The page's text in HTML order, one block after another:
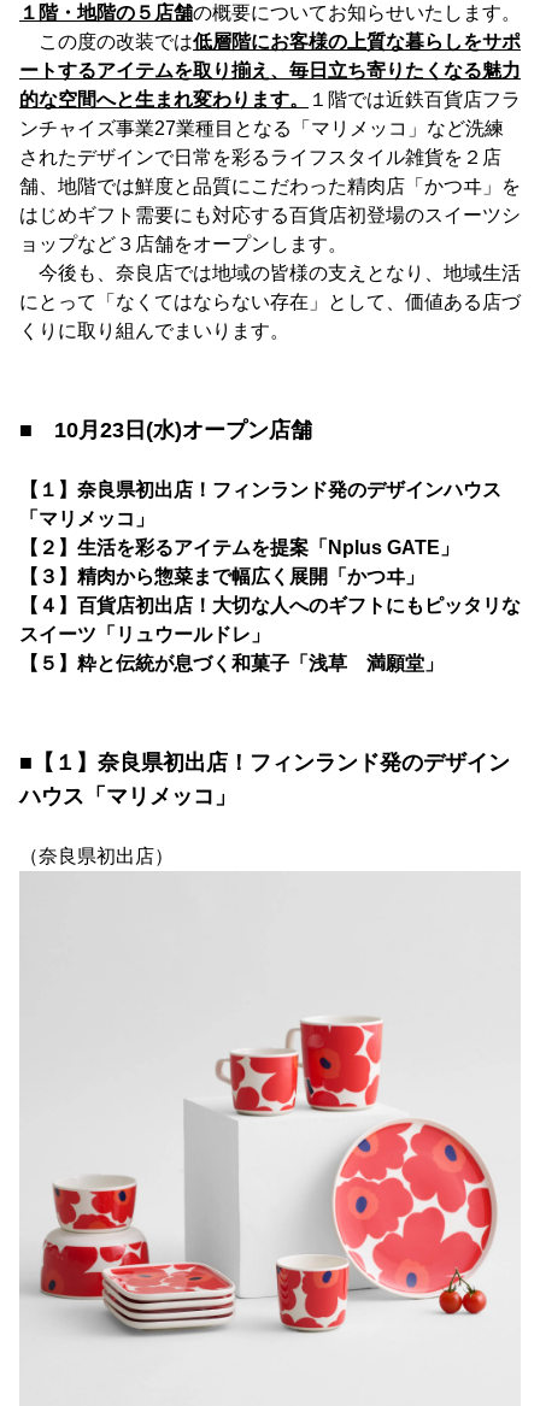
１階・地階の５店舗の概要についてお知らせいたします。
この度の改装では低層階にお客様の上質な暮らしをサポ
ートするアイテムを取り揃え、毎日立ち寄りたくなる魅力
的な空間へと生まれ変わります。
１階では近鉄百貨店フラ
ンチャイズ事業27業種目となる「マリメッコ」など洗練
されたデザインで日常を彩るライフスタイル雑貨を２店
舗、地階では鮮度と品質にこだわった精肉店「かつヰ」を
はじめギフト需要にも対応する百貨店初登場のスイーツシ
ョップなど３店舗をオープンします。
今後も、奈良店では地域の皆様の支えとなり、地域生活
にとって「なくてはならない存在」として、価値ある店づ
くりに取り組んでまいります。
■ 10月23日(水)オープン店舗
【１】奈良県初出店！フィンランド発のデザインハウス
「マリメッコ」
【２】生活を彩るアイテムを提案「Nplus GATE」
【３】精肉から惣菜まで幅広く展開「かつヰ」
【４】百貨店初出店！大切な人へのギフトにもピッタリな
スイーツ「リュウールドレ」
【５】粋と伝統が息づく和菓子「浅草 満願堂」
■【１】奈良県初出店！フィンランド発のデザイン
ハウス「マリメッコ」
（奈良県初出店）